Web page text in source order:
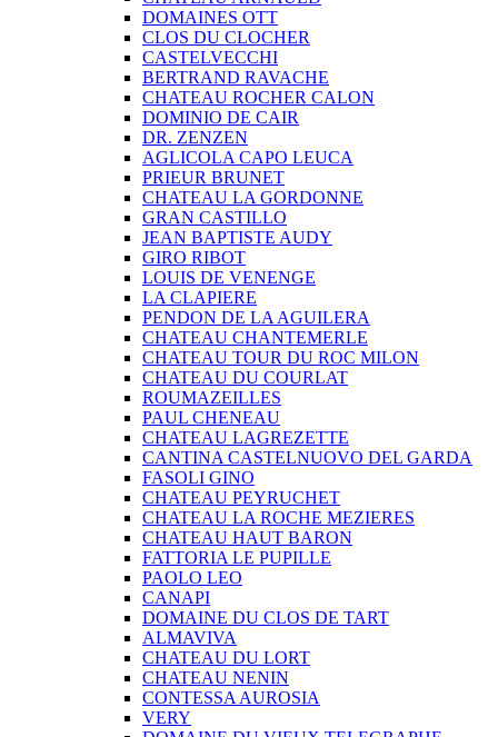
DOMAINES OTT
CLOS DU CLOCHER
CASTELVECCHI
BERTRAND RAVACHE
CHATEAU ROCHER CALON
DOMINIO DE CAIR
DR. ZENZEN
AGLICOLA CAPO LEUCA
PRIEUR BRUNET
CHATEAU LA GORDONNE
GRAN CASTILLO
JEAN BAPTISTE AUDY
GIRO RIBOT
LOUIS DE VENENGE
LA CLAPIERE
PENDON DE LA AGUILERA
CHATEAU CHANTEMERLE
CHATEAU TOUR DU ROC MILON
CHATEAU DU COURLAT
ROUMAZEILLES
PAUL CHENEAU
CHATEAU LAGREZETTE
CANTINA CASTELNUOVO DEL GARDA
FASOLI GINO
CHATEAU PEYRUCHET
CHATEAU LA ROCHE MEZIERES
CHATEAU HAUT BARON
FATTORIA LE PUPILLE
PAOLO LEO
CANAPI
DOMAINE DU CLOS DE TART
ALMAVIVA
CHATEAU DU LORT
CHATEAU NENIN
CONTESSA AUROSIA
VERY